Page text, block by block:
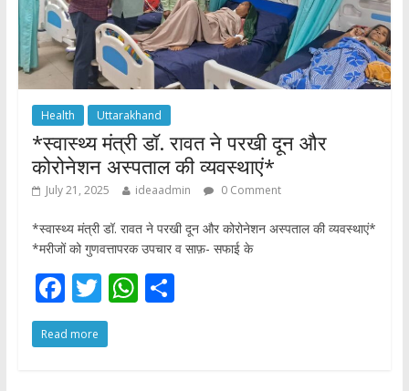
Health Uttarakhand
*स्वास्थ्य मंत्री डॉ. रावत ने परखी दून और
कोरोनेशन अस्पताल की व्यवस्थाएं*
July 21, 2025 ideaadmin 0 Comment
*स्वास्थ्य मंत्री डॉ. रावत ने परखी दून और कोरोनेशन अस्पताल की व्यवस्थाएं*
*मरीजों को गुणवत्तापरक उपचार व साफ़- सफाई के
F
ac
e
T
w
itt
W S
Read more